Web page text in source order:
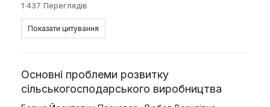
1 437 Переглядів
Показати цитування
Основні проблеми розвитку
сільськогосподарського виробництва